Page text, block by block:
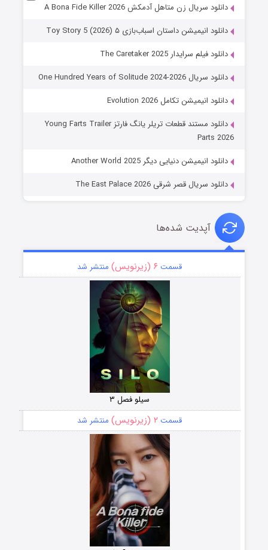
دانلود سریال زن متاهل آدمکش A Bona Fide Killer 2026
دانلود انیمیشن داستان اسباب‌بازی ۵ Toy Story 5 (2026)
دانلود فیلم سرایدار The Caretaker 2025
دانلود سریال One Hundred Years of Solitude 2024-2026
دانلود انیمیشن تکامل Evolution 2026
دانلود مستند قطعات تریلر یانگ فارتز Young Farts Trailer
Parts 2026
دانلود انیمیشن دنیایی دیگر Another World 2025
دانلود سریال قصر شرقی The East Palace 2026
آپدیت شده‌ها
قسمت ۶ (زیرنویس) منتشر شد
سیلو فصل ۳
قسمت ۲ (زیرنویس) منتشر شد